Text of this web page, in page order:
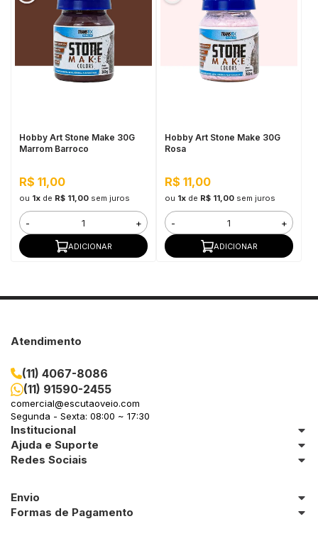
Hobby Art Stone Make 30G
Marrom Barroco
R$ 11,00
ou 1xde R$ 11,00 sem juros
- +
ADICIONAR
Hobby Art Stone Make 30G
Rosa
R$ 11,00
ou 1xde R$ 11,00 sem juros
- +
ADICIONAR
Atendimento
(11) 4067-8086
(11) 91590-2455
comercial@escutaoveio.com
Segunda - Sexta: 08:00 ~ 17:30
Institucional
Ajuda e Suporte
Redes Sociais
Envio
Formas de Pagamento